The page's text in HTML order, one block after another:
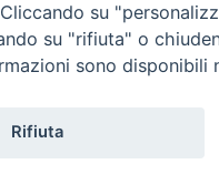
su
su "rifiuta" o
sono disponibili
Rifiuta